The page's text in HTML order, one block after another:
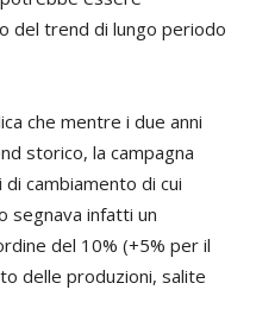
del trend di lungo periodo
che mentre i due anni
storico, la campagna
cambiamento di cui
segnava infatti un
del 10% (+5% per il
delle produzioni, salite